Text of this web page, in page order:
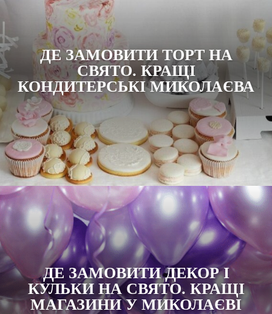
ДЕ ЗАМОВИТИ ТОРТ НА
СВЯТО. КРАЩІ
КОНДИТЕРСЬКІ МИКОЛАЄВА
ДЕ ЗАМОВИТИ ДЕКОР І
КУЛЬКИ НА СВЯТО. КРАЩІ
МАГАЗИНИ У МИКОЛАЄВІ